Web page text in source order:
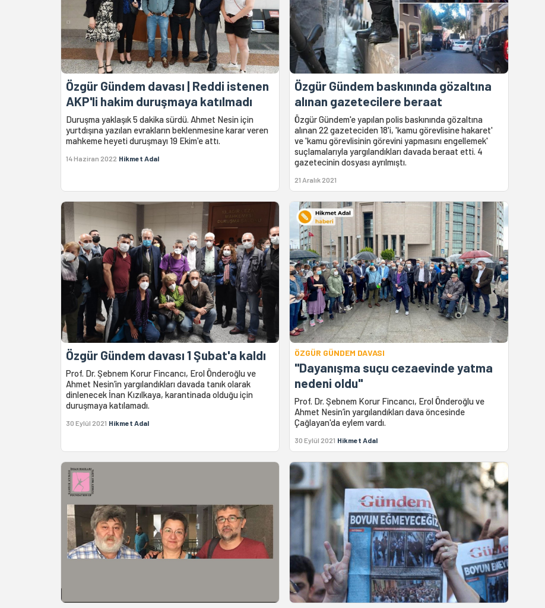
Özgür Gündem davası | Reddi istenen
AKP'li hakim duruşmaya katılmadı
Duruşma yaklaşık 5 dakika sürdü. Ahmet Nesin için
yurtdışına yazılan evrakların beklenmesine karar veren
mahkeme heyeti duruşmayı 19 Ekim'e attı.
14 Haziran 2022 Hikmet Adal
Özgür Gündem baskınında gözaltına
alınan gazetecilere beraat
Özgür Gündem'e yapılan polis baskınında gözaltına
alınan 22 gazeteciden 18'i, 'kamu görevlisine hakaret'
ve 'kamu görevlisinin görevini yapmasını engellemek'
suçlamalarıyla yargılandıkları davada beraat etti. 4
gazetecinin dosyası ayrılmıştı.
21 Aralık 2021
Özgür Gündem davası 1 Şubat'a kaldı
Prof. Dr. Şebnem Korur Fincancı, Erol Önderoğlu ve
Ahmet Nesin’in yargılandıkları davada tanık olarak
dinlenecek İnan Kızılkaya, karantinada olduğu için
duruşmaya katılamadı.
30 Eylül 2021 Hikmet Adal
ÖZGÜR GÜNDEM DAVASI
"Dayanışma suçu cezaevinde yatma
nedeni oldu"
Prof. Dr. Şebnem Korur Fincancı, Erol Önderoğlu ve
Ahmet Nesin’in yargılandıkları dava öncesinde
Çağlayan'da eylem vardı.
30 Eylül 2021 Hikmet Adal